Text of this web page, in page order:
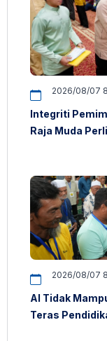
2026/08/07
Integriti
Raja Muda
2026/08/07
AI Tidak
Teras